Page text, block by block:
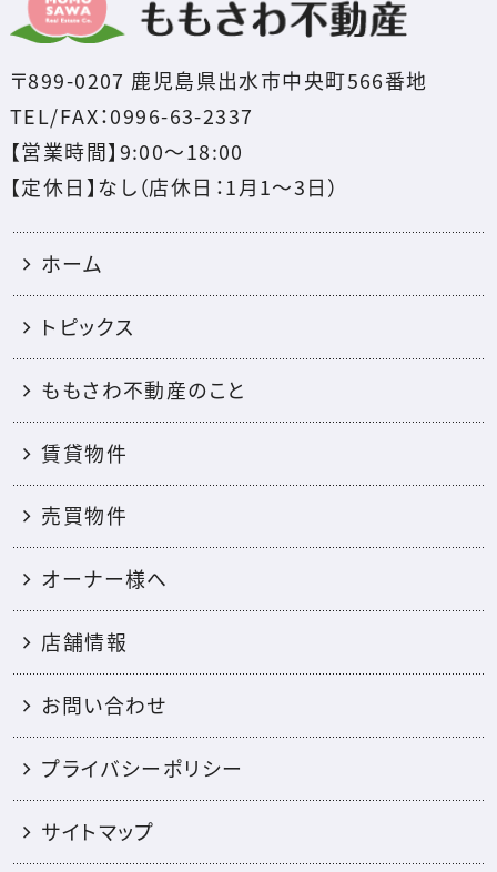
〒899-0207 鹿児島県出水市中央町566番地
TEL/FAX：0996-63-2337
【営業時間】9:00～18:00
【定休日】なし（店休日：1月1〜3日）
ホーム
トピックス
ももさわ不動産のこと
賃貸物件
売買物件
オーナー様へ
店舗情報
お問い合わせ
プライバシーポリシー
サイトマップ